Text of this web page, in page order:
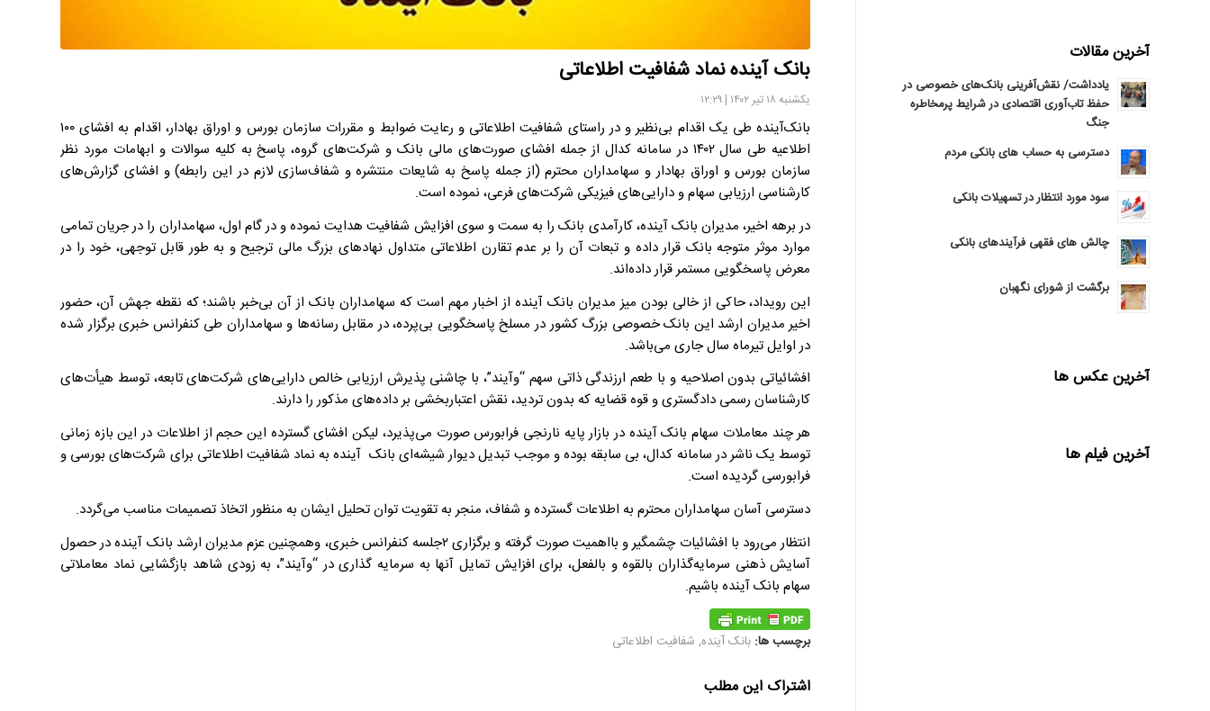
بانک آینده نماد شفافیت اطلاعاتی
یکشنبه ۱۸ تیر ۱۴۰۲ | ۱۲:۲۹
بانک‌آینده طی یک اقدام بی‌نظیر و در راستای شفافیت اطلاعاتی و رعایت ضوابط و مقررات سازمان بورس و اوراق بهادار، اقدام به افشای ۱۰۰
اطلاعیه طی سال ۱۴۰۲ در سامانه کدال از جمله افشای صورت‌های مالی بانک و شرکت‌های گروه، پاسخ به کلیه سوالات و ابهامات مورد نظر
سازمان بورس و اوراق بهادار و سهامداران محترم (از جمله پاسخ به شایعات منتشره و شفاف‌سازی لازم در این رابطه) و افشای گزارش‌های
کارشناسی ارزیابی سهام و دارایی‌های فیزیکی شرکت‌های فرعی، نموده است.
در برهه اخیر، مدیران بانک آینده، کارآمدی بانک را به سمت و سوی افزایش شفافیت هدایت نموده و در گام اول، سهامداران را در جریان تمامی
موارد موثر متوجه بانک قرار داده و تبعات آن را بر عدم تقارن اطلاعاتی متداول نهادهای بزرگ مالی ترجیح و به طور قابل توجهی، خود را در
معرض پاسخگویی مستمر قرار داده‌اند.
این رویداد، حاکی از خالی بودن میز مدیران بانک آینده از اخبار مهم است که سهامداران بانک از آن بی‌خبر باشند؛ که نقطه جهش آن، حضور
اخیر مدیران ارشد این بانک خصوصی بزرگ کشور در مسلخ پاسخگویی بی‌پرده، در مقابل رسانه‌ها و سهامداران طی کنفرانس خبری برگزار شده
در اوایل تیرماه سال جاری می‌باشد.
افشائیاتی بدون اصلاحیه و با طعم ارزندگی ذاتی سهم “وآیند”، با چاشنی پذیرش ارزیابی خالص دارایی‌های شرکت‌های تابعه، توسط هیأت‌های
کارشناسان رسمی دادگستری و قوه قضایه که بدون تردید، نقش اعتباربخشی بر داده‌های مذکور را دارند.
هر چند معاملات سهام بانک آینده در بازار پایه نارنجی فرابورس صورت می‌پذیرد، لیکن افشای گسترده این حجم از اطلاعات در این بازه زمانی
توسط یک ناشر در سامانه کدال، بی ‌سابقه بوده و موجب تبدیل دیوار شیشه‌ای بانک آینده به نماد شفافیت اطلاعاتی برای شرکت‌های بورسی و
فرابورسی گردیده است.
دسترسی آسان سهامداران محترم به اطلاعات گسترده و شفاف، منجر به تقویت توان تحلیل ایشان به منظور اتخاذ تصمیمات مناسب می‌گردد.
انتظار می‌‌رود با افشائیات چشمگیر و بااهمیت صورت گرفته و برگزاری ۲جلسه کنفرانس خبری، وهمچنین عزم مدیران ارشد بانک آینده در حصول
آسایش ذهنی سرمایه‌گذاران بالقوه و بالفعل، برای افزایش تمایل آنها به سرمایه گذاری در “وآیند”، به زودی شاهد بازگشایی نماد معاملاتی
سهام بانک آینده باشیم.
برچسب ها: بانک آینده, شفافیت اطلاعاتی
اشتراک این مطلب
آخرین مقالات
یادداشت/ نقش‌آفرینی بانک‌های خصوصی در
حفظ تاب‌آوری اقتصادی در شرایط پرمخاطره
جنگ
دسترسی به حساب های بانکی مردم
سود مورد انتظار در تسهیلات بانکی
چالش های فقهی فرآیندهای بانکی
برگشت از شورای نگهبان
آخرین عکس ها
آخرین فیلم ها